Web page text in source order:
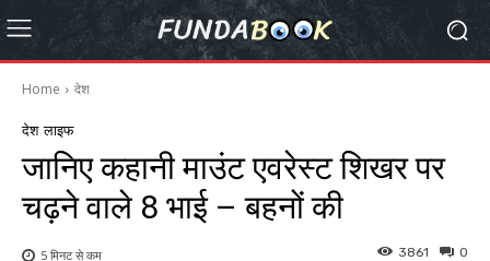
Home देश
देश लाइफ
जानिए कहानी माउंट एवरेस्ट शिखर पर
चढ़ने वाले 8 भाई – बहनों की
0
3861
5 मिनट सेकम